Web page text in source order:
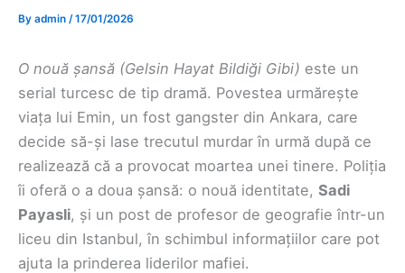
By admin /17/01/2026
O nouă șansă (Gelsin Hayat Bildiği Gibi) este un
serial turcesc de tip dramă. Povestea urmărește
viața lui Emin, un fost gangster din Ankara, care
decide să-și lase trecutul murdar în urmă după ce
realizează că a provocat moartea unei tinere. Poliția
îi oferă o a doua șansă: o nouă identitate, Sadi
Payasli, și un post de profesor de geografie într-un
liceu din Istanbul, în schimbul informațiilor care pot
ajuta la prinderea liderilor mafiei.